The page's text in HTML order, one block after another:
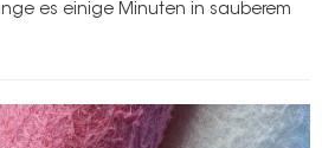
es einige Minuten in sauberem